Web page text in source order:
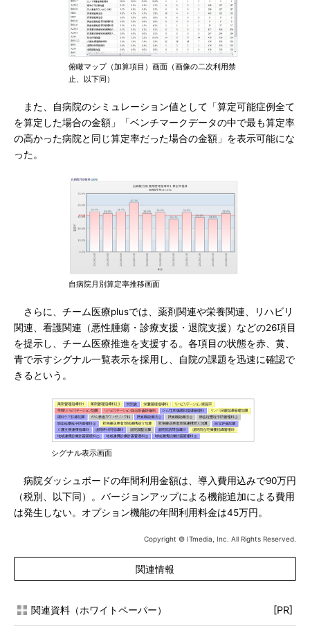
俯瞰マップ（加算項目）画面（画像の二次利用禁
止、以下同）
また、自病院のシミュレーション値として「算定可能症例全て
を算定した場合の金額」「ベンチマークデータの中で最も算定率
の高かった病院と同じ算定率だった場合の金額」を表示可能にな
った。
自病院月別算定率推移画面
さらに、チーム医療plusでは、薬剤関連や栄養関連、リハビリ
関連、看護関連（悪性腫瘍・診療支援・退院支援）などの26項目
を提示し、チーム医療推進を支援する。各項目の状態を赤、黄、
青で示すシグナル一覧表示を採用し、自院の課題を迅速に確認で
きるという。
シグナル表示画面
病院ダッシュボードの年間利用金額は、導入費用込みで90万円
（税別、以下同）。バージョンアップによる機能追加による費用
は発生しない。オプション機能の年間利用料金は45万円。
Copyright © ITmedia, Inc. All Rights Reserved.
関連情報
関連資料（ホワイトペーパー） [PR]